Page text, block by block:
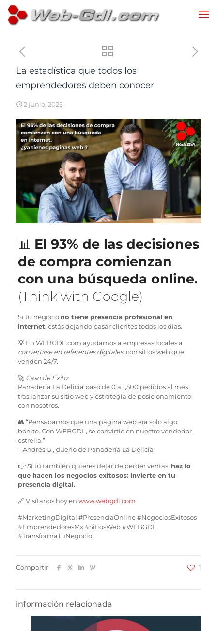
La estadística que todos los
emprendedores deben conocer
2 junio, 2025
📊 El 93% de las decisiones
de compra comienzan
con una búsqueda online.
(Think with Google)
Si tu negocio no tiene presencia profesional en
internet, estás dejando pasar clientes todos los días.
💡 En WEBGDL.com ayudamos a empresas locales a
convertirse en referentes digitales, con sitios web que
venden 24/7.
🚀 Caso de Éxito:
Panadería La Delicia pasó de 0 a 1,500 pedidos al mes
tras lanzar su sitio web y estrategia de posicionamiento
con nosotros.
👥 “Pensábamos que una página web era solo algo
bonito. Con WEBGDL, se convirtió en nuestro vendedor
estrella.”
– Andrés G., dueño de Panadería La Delicia
👉 Si tú también quieres dejar de perder ventas, haz lo
que hacen los negocios exitosos: invierte en tu
presencia digital.
🔗 Visítanos hoy en www.webgdl.com
#MarketingDigital #PresenciaOnline #NegociosExitosos
#EmprendedoresMx #SitiosWeb #WEBGDL
#TransformaTuNegocio
Compartir 1
información relacionada